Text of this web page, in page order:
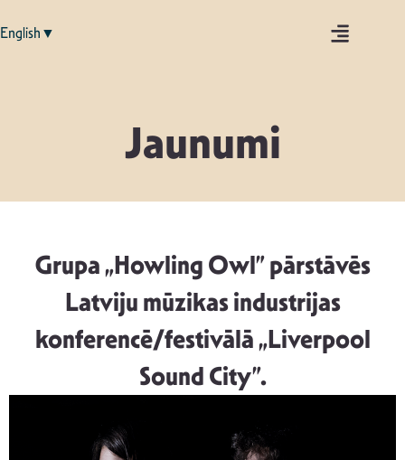
English▼
Jaunumi
Grupa „Howling Owl” pārstāvēs
Latviju mūzikas industrijas
konferencē/festivālā „Liverpool
Sound City”.